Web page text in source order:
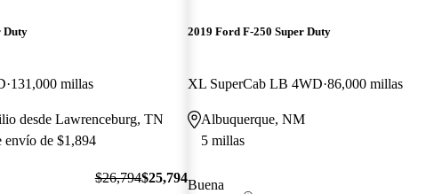
Duty
131,000 millas
desde Lawrenceburg, TN
de $1,894
$26,794$25,794
2019 Ford F-250 Super Duty
XL SuperCab LB 4WD 86,000 millas
Albuquerque, NM
5 millas
Buena